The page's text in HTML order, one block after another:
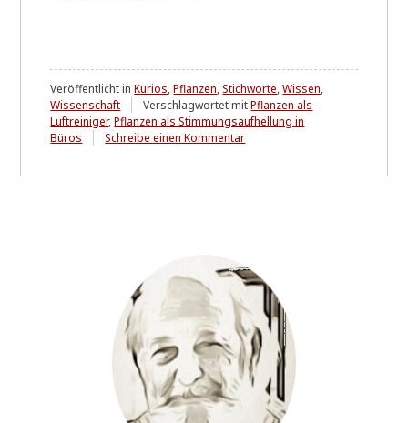
Veröffentlicht inKurios,Pflanzen,Stichworte,Wissen,
Wissenschaft
Verschlagwortet mitPflanzen als
Luftreiniger,Pflanzen als Stimmungsaufhellung in
Büros
Schreibe einen Kommentarzu
-
aber
schlecht
belegt